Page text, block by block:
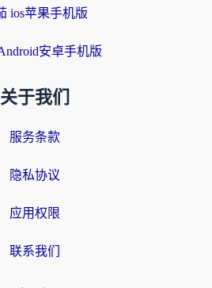
ios苹果手机版
安卓手机版
关于我们
服务条款
隐私协议
应用权限
联系我们